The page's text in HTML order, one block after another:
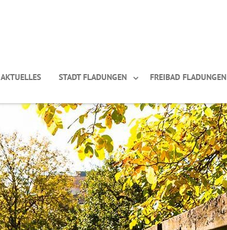
AKTUELLES STADT FLADUNGEN FREIBAD FLADUNGEN